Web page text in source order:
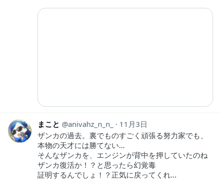
まこと anivahz_n_n_
11月3日
ザンカの過去。裏でものすごく頑張る努力家でも、
本物の天才には勝てない…
そんなザンカを、エンジンが背中を押していたのね
ザンカ復活か！？と思ったら幻覚毒
証明するんでしょ！？正気に戻ってくれ…